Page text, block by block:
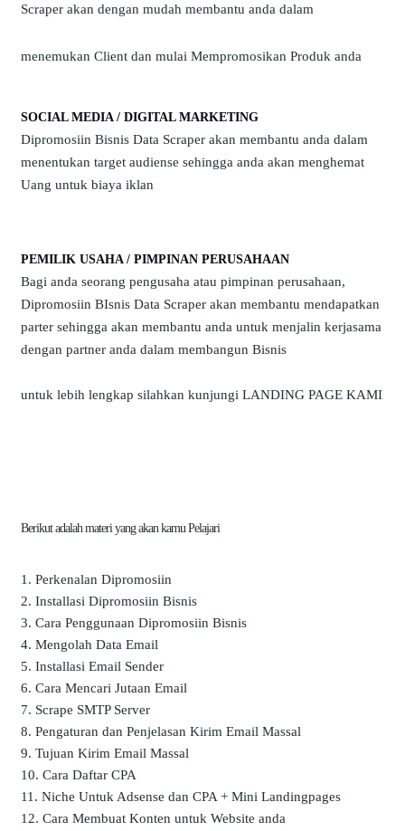
Scraper akan dengan mudah membantu anda dalam
menemukan Client dan mulai Mempromosikan Produk anda
SOCIAL MEDIA / DIGITAL MARKETING
Dipromosiin Bisnis Data Scraper akan membantu anda dalam
menentukan target audiense sehingga anda akan menghemat
Uang untuk biaya iklan
PEMILIK USAHA / PIMPINAN PERUSAHAAN
Bagi anda seorang pengusaha atau pimpinan perusahaan,
Dipromosiin BIsnis Data Scraper akan membantu mendapatkan
parter sehingga akan membantu anda untuk menjalin kerjasama
dengan partner anda dalam membangun Bisnis
untuk lebih lengkap silahkan kunjungi LANDING PAGE KAMI
Berikut adalah materi yang akan kamu Pelajari
Perkenalan Dipromosiin
Installasi Dipromosiin Bisnis
Cara Penggunaan Dipromosiin Bisnis
Mengolah Data Email
Installasi Email Sender
Cara Mencari Jutaan Email
Scrape SMTP Server
Pengaturan dan Penjelasan Kirim Email Massal
Tujuan Kirim Email Massal
Cara Daftar CPA
Niche Untuk Adsense dan CPA + Mini Landingpages
Cara Membuat Konten untuk Website anda